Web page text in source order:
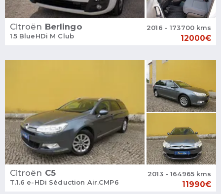
Citroën Berlingo
1.5 BlueHDi M Club
2016 - 173700 kms
12000€
Citroën C5
T.1.6 e-HDi Séduction Air.CMP6
2013 - 164965 kms
11990€